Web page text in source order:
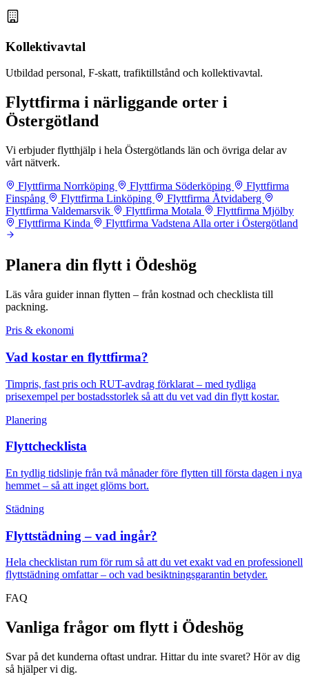
Kollektivavtal
Utbildad personal, F-skatt, trafiktillstånd och kollektivavtal.
Flyttfirma i närliggande orter i
Östergötland
Vi erbjuder flytthjälp i hela Östergötlands län och övriga delar av
vårt nätverk.
Flyttfirma Norrköping
Flyttfirma Söderköping
Flyttfirma
Finspång
Flyttfirma Linköping
Flyttfirma Åtvidaberg
Flyttfirma Valdemarsvik
Flyttfirma Motala
Flyttfirma Mjölby
Flyttfirma Kinda
Flyttfirma Vadstena Alla orter i Östergötland
Planera din flytt i Ödeshög
Läs våra guider innan flytten – från kostnad och checklista till
packning.
Pris & ekonomi
Vad kostar en flyttfirma?
Timpris, fast pris och RUT-avdrag förklarat – med tydliga
prisexempel per bostadsstorlek så att du vet vad din flytt kostar.
Planering
Flyttchecklista
En tydlig tidslinje från två månader före flytten till första dagen i nya
hemmet – så att inget glöms bort.
Städning
Flyttstädning – vad ingår?
Hela checklistan rum för rum så att du vet exakt vad en professionell
flyttstädning omfattar – och vad besiktningsgarantin betyder.
FAQ
Vanliga frågor om flytt i Ödeshög
Svar på det kunderna oftast undrar. Hittar du inte svaret? Hör av dig
så hjälper vi dig.